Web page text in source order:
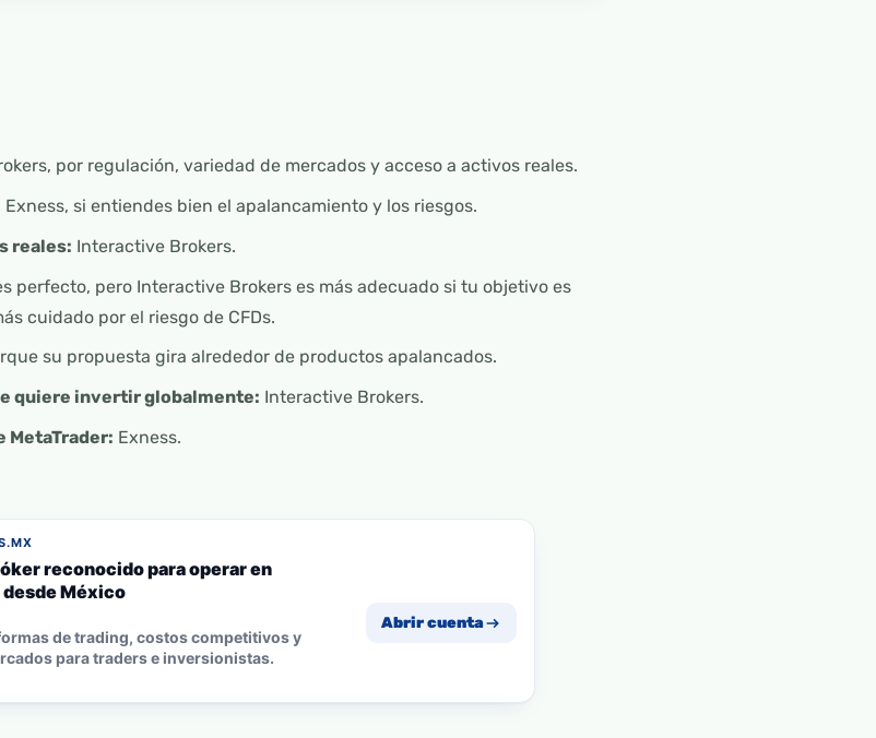
por regulación, variedad de mercados y acceso a activos reales.
Exness, si entiendes bien el apalancamiento y los riesgos.
reales: Interactive Brokers.
perfecto, pero Interactive Brokers es más adecuado si tu objetivo es
cuidado por el riesgo de CFDs.
su propuesta gira alrededor de productos apalancados.
quiere invertir globalmente: Interactive Brokers.
MetaTrader: Exness.
reconocido para operar en
México
de trading, costos competitivos y
para traders e inversionistas.
Abrir cuenta